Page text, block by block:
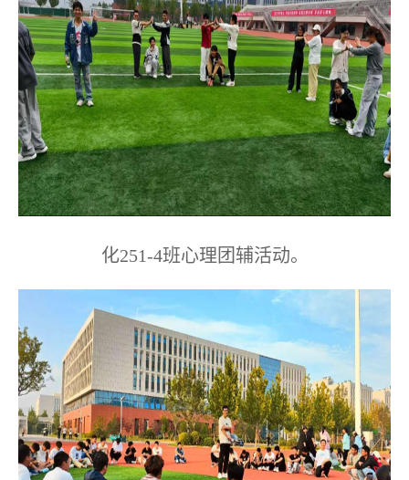
化251-4班心理团辅活动。